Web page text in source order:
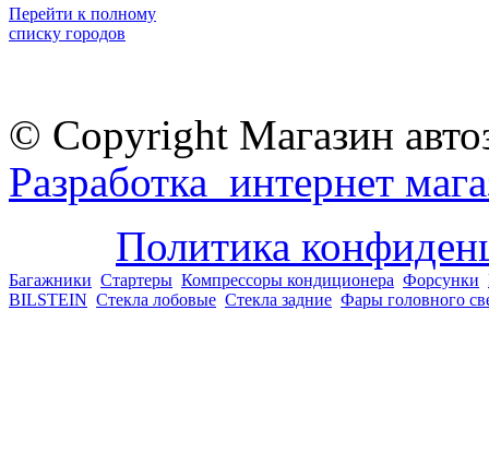
Перейти к полному
списку городов
© Copyright Магазин
Разработка интернет
Политика
Багажники Стартеры Компрессоры кондиционера Форсунки
BILSTEIN Стекла лобовые Стекла задние Фары головного